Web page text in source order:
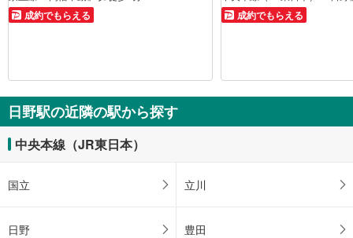
成約でもらえる 成約でもらえる
日野駅の近隣の駅から探す
中央本線（JR東日本）
国立 立川
日野 豊田